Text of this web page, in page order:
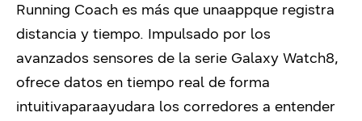
Running Coach es más que unaappque registra
distancia y tiempo. Impulsado por los
avanzados sensores de la serie Galaxy Watch8,
ofrece datos en tiempo real de forma
intuitivaparaayudara los corredores a entender